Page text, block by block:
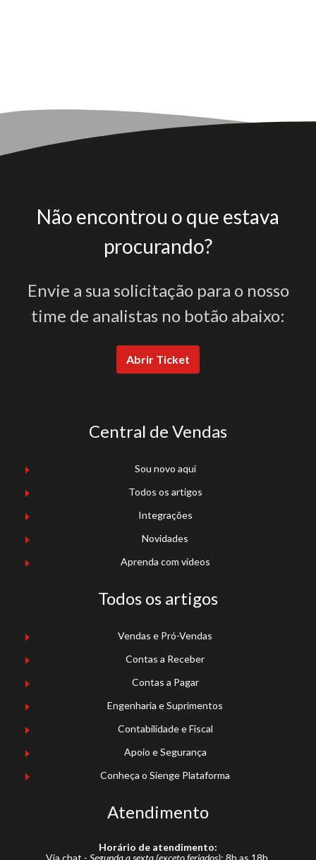
Não encontrou o que estava
procurando?
Envie a sua solicitação para o nosso
time de analistas no botão abaixo:
Abrir Ticket
Central de Vendas
Sou novo aqui
Todos os artigos
Integrações
Novidades
Aprenda com vídeos
Todos os artigos
Vendas e Pró-Vendas
Contas a Receber
Contas a Pagar
Engenharia e Suprimentos
Contabilidade e Fiscal
Apoio e Segurança
Conheça o Sienge Plataforma
Atendimento
Horário de atendimento:
Via chat - Segunda a sexta (exceto feriados): 8h as 18h.